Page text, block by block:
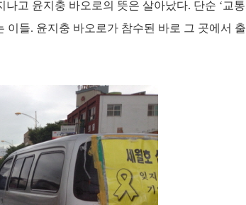
고 윤지충 바오로의 뜻은 살아났다. 단순 ‘교통
이들. 윤지충 바오로가 참수된 바로 그 곳에서